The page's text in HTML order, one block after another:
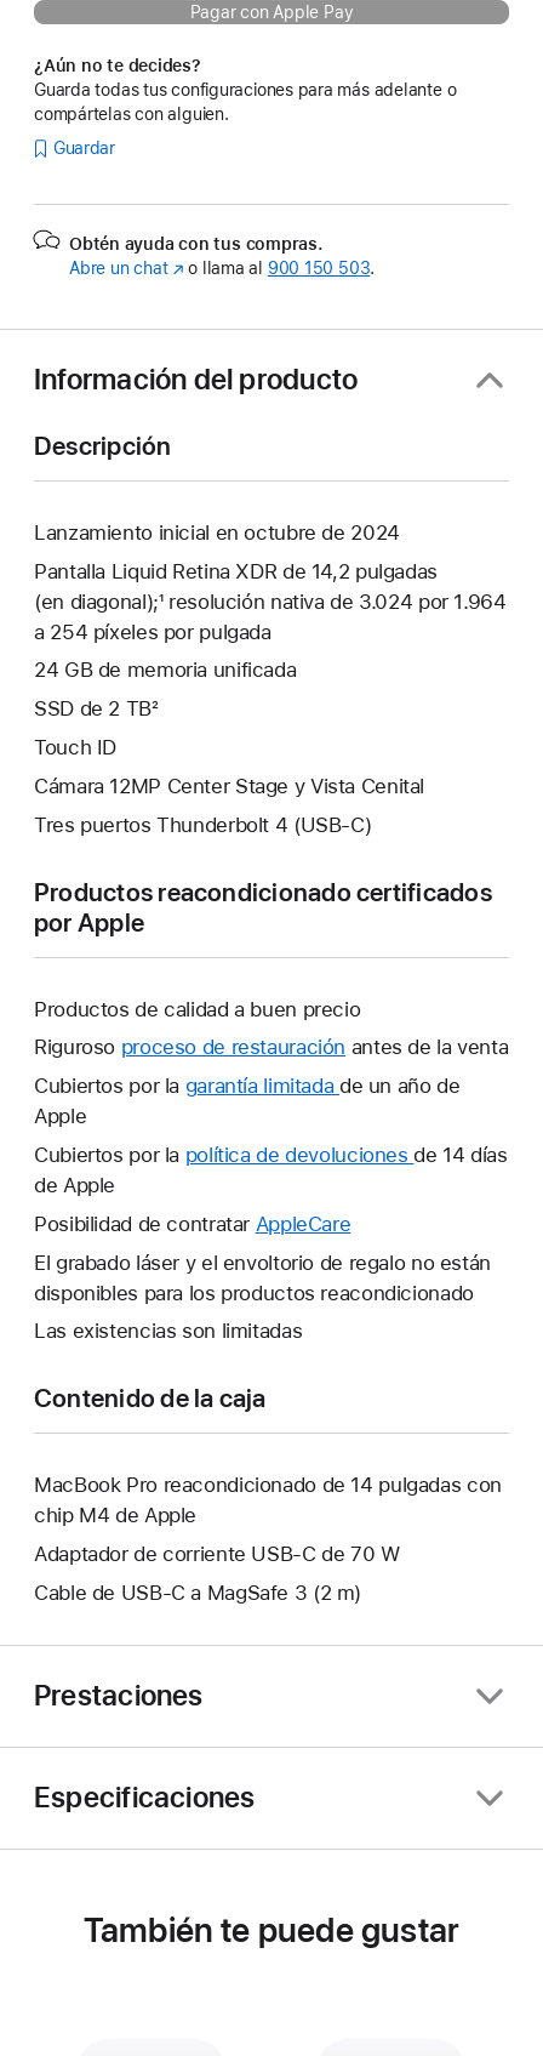
Pagar con Apple Pay
¿Aún no te decides?
Guarda todas tus configuraciones para más adelante o
compártelas con alguien.
Guardar
Obtén ayuda con tus compras.
Abre un chat(Se
ventana
nueva)
o llama al 900 150 503.
Información del producto
Descripción
Lanzamiento inicial en octubre de 2024
Pantalla Liquid Retina XDR de 14,2 pulgadas
(en diagonal);¹ resolución nativa de 3.024 por 1.964
a 254 píxeles por pulgada
24 GB de memoria unificada
SSD de 2 TB²
Touch ID
Cámara 12MP Center Stage y Vista Cenital
Tres puertos Thunderbolt 4 (USB-C)
Productos reacondicionado certificados
por Apple
Productos de calidad a buen precio
Riguroso proceso de restauración antes de la venta
Cubiertos por la garantía limitada Se
una
de un año de
Apple
Cubiertos por la política de devoluciones Se
nueva.
de 14 días
de Apple
Posibilidad de contratar AppleCare
abrirá
una
El grabado láser y el envoltorio de regalo no están
disponibles para los productos reacondicionado
Las existencias son limitadas
Contenido de la caja
MacBook Pro reacondicionado de 14 pulgadas con
chip M4 de Apple
Adaptador de corriente USB‑C de 70 W
Cable de USB‑C a MagSafe 3 (2 m)
Prestaciones
Especificaciones
También te puede gustar